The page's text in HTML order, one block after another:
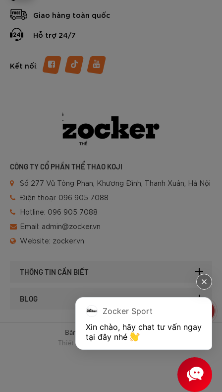
Giao hàng toàn quốc
Hỗ trợ 24/7
Kết nối:
CÔNG TY CỔ PHẦN THỂ THAO KOJI
Số 277 Vũ Tông Phan, Khương Đình, Thanh Xuân, Hà Nội
Điện thoại: 096 905 7088
Hotline: 096 905 7088
Email: admin@zocker.vn
Website: zocker.vn
THÔNG TIN CẦN BIẾT
BLOG
Bản quyền © 2025 của Zocker.
Thiết kế website & SEO - Tất Thành
Zocker Sport
Xin chào, hãy chat tư vấn ngay
tại đây nhé